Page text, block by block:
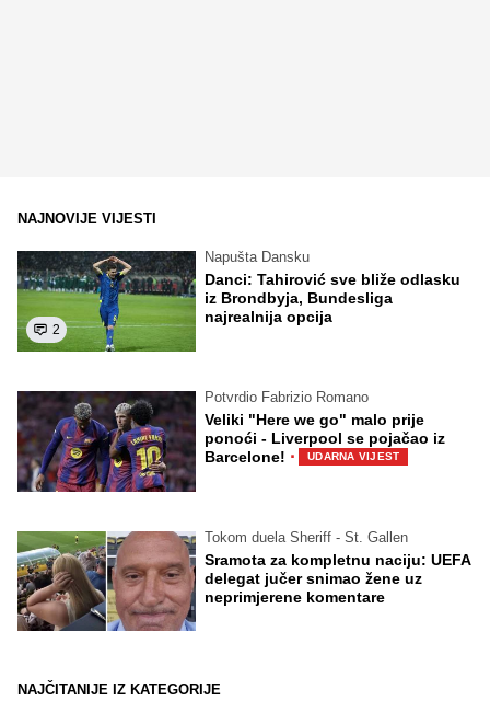
NAJNOVIJE VIJESTI
2
Napušta Dansku
Danci: Tahirović sve bliže odlasku
iz Brondbyja, Bundesliga
najrealnija opcija
Potvrdio Fabrizio Romano
Veliki "Here we go" malo prije
ponoći - Liverpool se pojačao iz
Barcelone! · UDARNA VIJEST
Tokom duela Sheriff - St. Gallen
Sramota za kompletnu naciju: UEFA
delegat jučer snimao žene uz
neprimjerene komentare
NAJČITANIJE IZ KATEGORIJE